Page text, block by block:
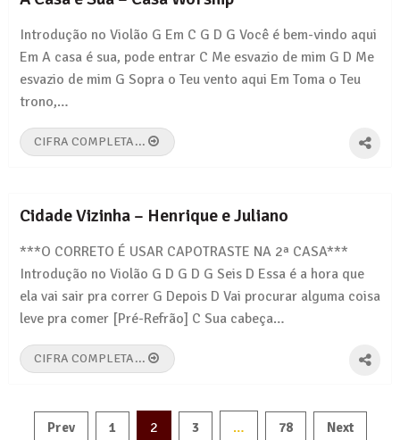
Introdução no Violão G Em C G D G Você é bem-vindo aqui
Em A casa é sua, pode entrar C Me esvazio de mim G D Me
esvazio de mim G Sopra o Teu vento aqui Em Toma o Teu
trono,…
CIFRA COMPLETA...
Cidade Vizinha – Henrique e Juliano
***O CORRETO É USAR CAPOTRASTE NA 2ª CASA***
Introdução no Violão G D G D G Seis D Essa é a hora que
ela vai sair pra correr G Depois D Vai procurar alguma coisa
leve pra comer [Pré-Refrão] C Sua cabeça…
CIFRA COMPLETA...
Paginação
Prev 1 2 3 … 78 Next